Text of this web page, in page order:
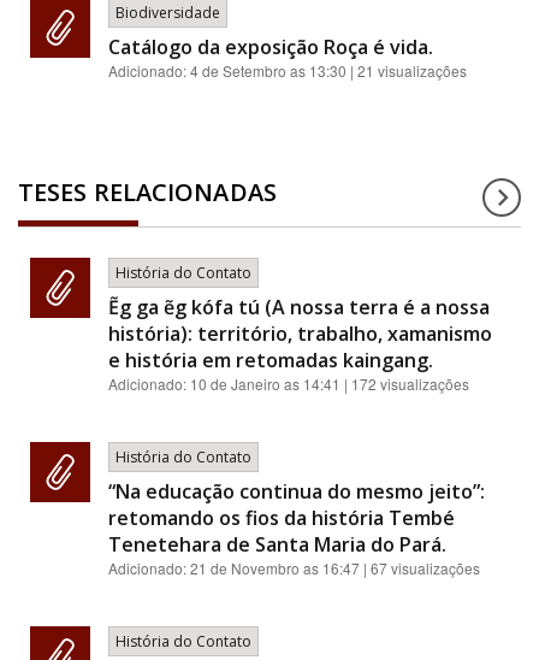
Biodiversidade
Catálogo da exposição Roça é vida.
Adicionado:4 de Setembro as 13:30 | 21 visualizações
TESES RELACIONADAS
História do Contato
Ẽg ga ẽg kófa tú (A nossa terra é a nossa
história): território, trabalho, xamanismo
e história em retomadas kaingang.
Adicionado: 10 de Janeiro as 14:41 | 172 visualizações
História do Contato
“Na educação continua do mesmo jeito”:
retomando os fios da história Tembé
Tenetehara de Santa Maria do Pará.
Adicionado:21 de Novembro as 16:47 | 67 visualizações
História do Contato